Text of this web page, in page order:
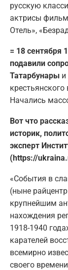
русскую
актрисы
Отель»,
= 18 сентября
подавили
Татарбунары и
Начались
Вот что
историк,
эксперт
(https://
«События в
(ныне
крупнейшим
нахождения
1918-1940
карателей
всемирно
своего